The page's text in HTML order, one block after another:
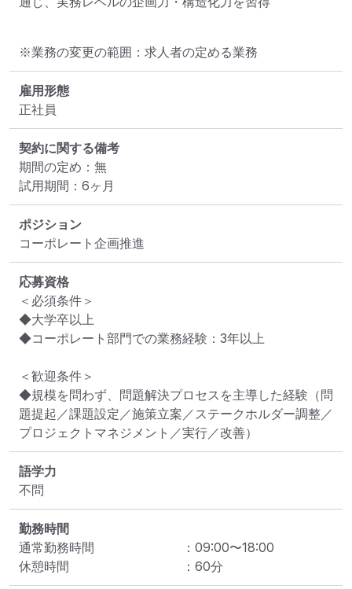
※業務の変更の範囲：求人者の定める業務
雇用形態
正社員
契約に関する備考
期間の定め：無
試用期間：6ヶ月
ポジション
コーポレート企画推進
応募資格
＜必須条件＞
◆大学卒以上
◆コーポレート部門での業務経験：3年以上
＜歓迎条件＞
◆規模を問わず、問題解決プロセスを主導した経験（問
題提起／課題設定／施策立案／ステークホルダー調整／
プロジェクトマネジメント／実行／改善）
語学力
不問
勤務時間
通常勤務時間
： 09:00〜18:00
休憩時間
： 60分